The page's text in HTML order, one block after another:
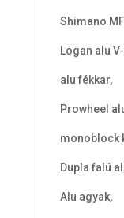
Shimano
Logan alu
alu fékkar,
Prowheel
monoblock
Dupla falú
Alu agyak,